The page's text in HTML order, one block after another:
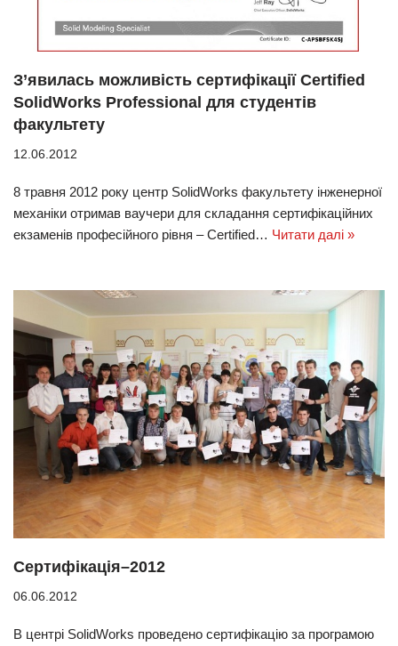
З’явилась можливість сертифікації Certified
SolidWorks Professional для студентів
факультету
12.06.2012
8 травня 2012 року центр SolidWorks факультету інженерної
механіки отримав ваучери для складання сертифікаційних
екзаменів професійного рівня – Certified… Читати далі »
Сертифікація–2012
06.06.2012
В центрі SolidWorks проведено сертифікацію за програмою